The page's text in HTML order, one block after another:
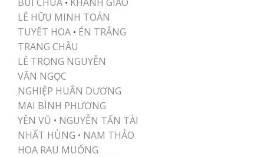
•
LÊ HỮU MINH TOÁN
TUYẾT HOA • ÉN TRẮNG
TRANG CHÂU
LÊ TRỌNG NGUYỄN
VĂN NGỌC
NGHIỆP HUÂN DƯƠNG
MAI BÌNH PHƯƠNG
YÊN VŨ • NGUYỄN TẤN TÀI
NHẤT HÙNG • NAM THẢO
HOA RAU MUỐNG